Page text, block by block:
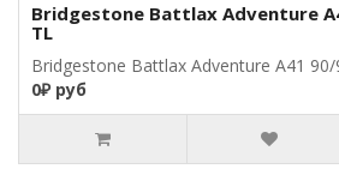
Bridgestone Battlax Adventure
TL
Bridgestone Battlax Adventure A41 90/
0₽ руб